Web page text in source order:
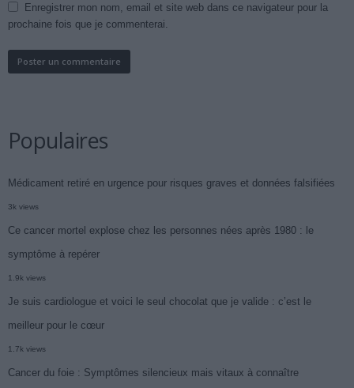
Enregistrer mon nom, email et site web dans ce navigateur pour la
prochaine fois que je commenterai.
Populaires
Médicament retiré en urgence pour risques graves et données falsifiées
3k views
Ce cancer mortel explose chez les personnes nées après 1980 : le
symptôme à repérer
1.9k views
Je suis cardiologue et voici le seul chocolat que je valide : c’est le
meilleur pour le cœur
1.7k views
Cancer du foie : Symptômes silencieux mais vitaux à connaître